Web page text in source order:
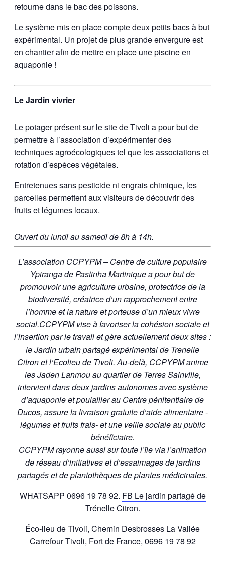
retourne dans le bac des poissons.
Le système mis en place compte deux petits bacs à but
expérimental. Un projet de plus grande envergure est
en chantier afin de mettre en place une piscine en
aquaponie !
Le Jardin vivrier
Le potager présent sur le site de Tivoli a pour but de
permettre à l’association d’expérimenter des
techniques agroécologiques tel que les associations et
rotation d’espèces végétales.
Entretenues sans pesticide ni engrais chimique, les
parcelles permettent aux visiteurs de découvrir des
fruits et légumes locaux.
Ouvert du lundi au samedi de 8h à 14h.
L’association CCPYPM – Centre de culture populaire
Ypiranga de Pastinha Martinique a pour but de
promouvoir une agriculture urbaine, protectrice de la
biodiversité, créatrice d’un rapprochement entre
l’homme et la nature et porteuse d’un mieux vivre
social.CCPYPM vise à favoriser la cohésion sociale et
l’insertion par le travail et gère actuellement deux sites :
le Jardin urbain partagé expérimental de Trenelle
Citron et l’Ecolieu de Tivoli. Au-delà, CCPYPM anime
les Jaden Lanmou au quartier de Terres Sainville,
intervient dans deux jardins autonomes avec système
d’aquaponie et poulailler au Centre pénitentiaire de
Ducos, assure la livraison gratuite d’aide alimentaire -
légumes et fruits frais- et une veille sociale au public
bénéficiaire.
CCPYPM rayonne aussi sur toute l’île via l’animation
de réseau d’initiatives et d’essaimages de jardins
partagés et de plantothèques de plantes médicinales.
WHATSAPP 0696 19 78 92. FB Le jardin partagé de
Trénelle Citron.
Éco-lieu de Tivoli, Chemin Desbrosses La Vallée
Carrefour Tivoli, Fort de France, 0696 19 78 92